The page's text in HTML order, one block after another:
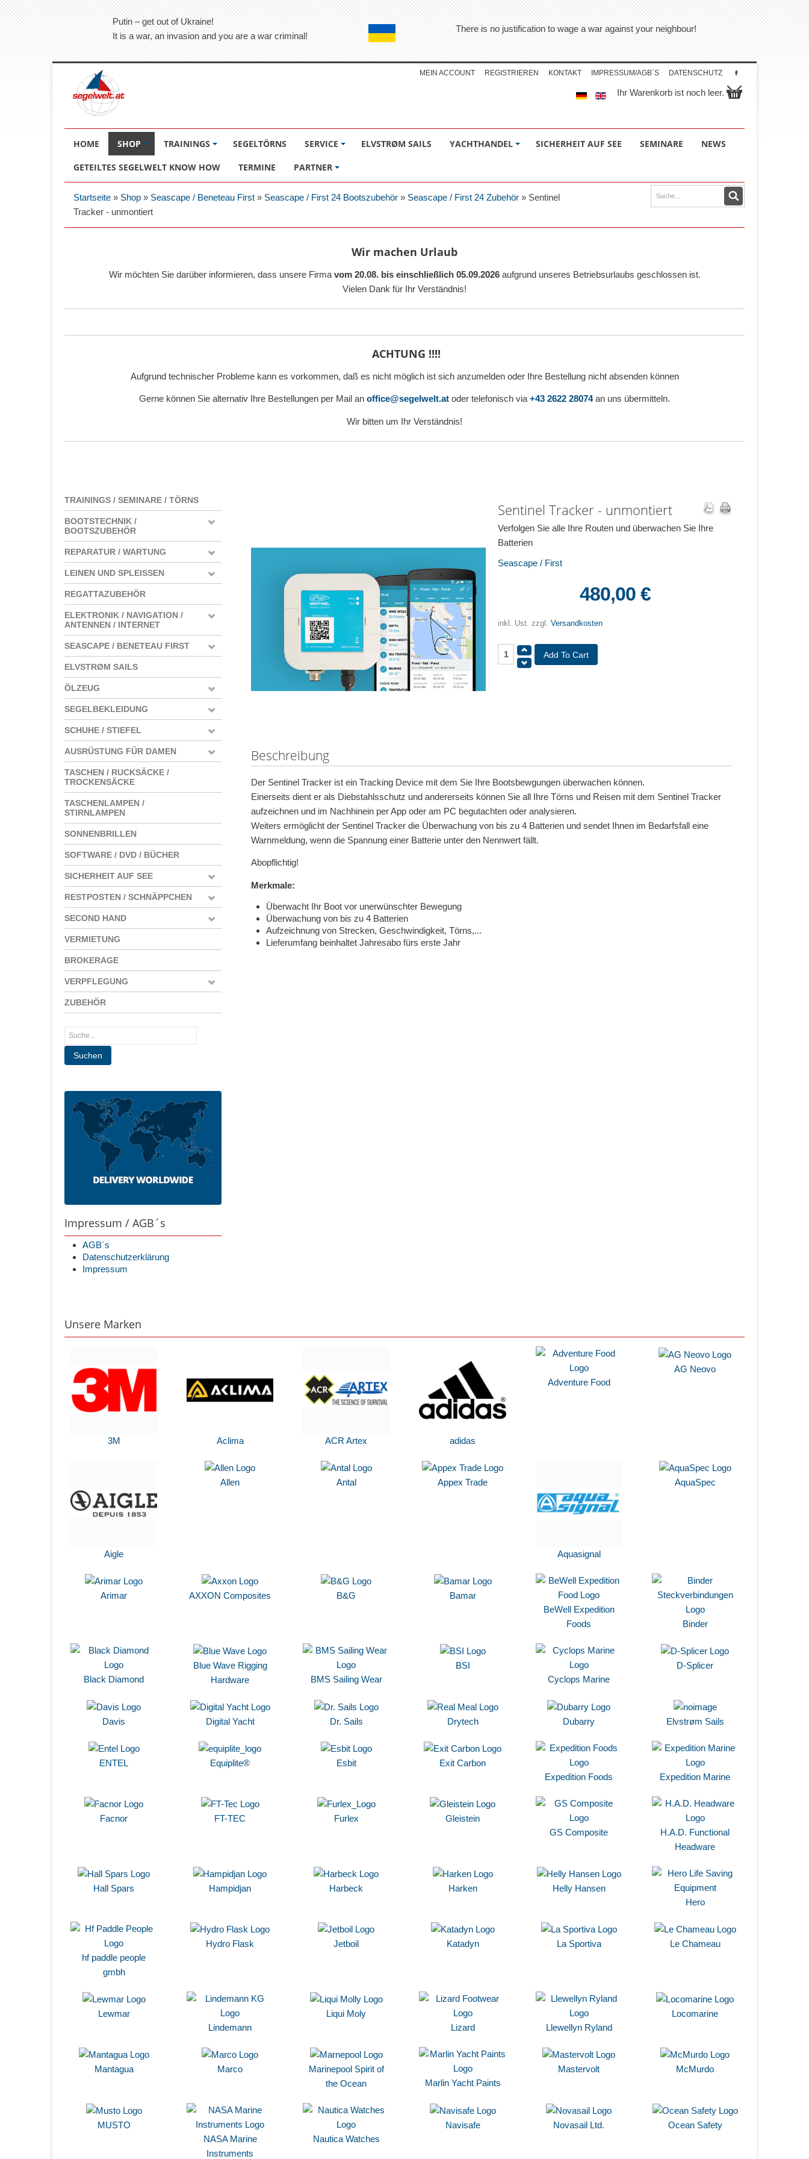
Putin – get out of Ukraine!
It is a war, an invasion and you are a war criminal!
There is no justification to wage a war against your neighbour!
KONTAKT IMPRESSUM/AGB´S DATENSCHUTZ
MEIN ACCOUNT REGISTRIEREN
Ihr Warenkorb ist noch leer.
HOME SHOP TRAININGS SEGELTÖRNS SERVICE ELVSTRØM SAILS YACHTHANDEL SICHERHEIT AUF SEE SEMINARE NEWS
GETEILTES SEGELWELT KNOW HOW TERMINE PARTNER
Startseite » Shop » Seascape / Beneteau First » Seascape / First 24 Bootszubehör » Seascape / First 24 Zubehör » Sentinel
Tracker - unmontiert
Wir machen Urlaub
Wir möchten Sie darüber informieren, dass unsere Firma vom 20.08. bis einschließlich 05.09.2026aufgrund unseres Betriebsurlaubs geschlossen ist.
Vielen Dank für Ihr Verständnis!
ACHTUNG !!!!
Aufgrund technischer Probleme kann es vorkommen, daß es nicht möglich ist sich anzumelden oder Ihre Bestellung nicht absenden können
Gerne können Sie alternativ Ihre Bestellungen per Mail an office@segelwelt.at oder telefonisch via +43 2622 28074an uns übermitteln.
Wir bitten um Ihr Verständnis!
TRAININGS / SEMINARE / TÖRNS
BOOTSTECHNIK /
BOOTSZUBEHÖR
REPARATUR / WARTUNG
LEINEN UND SPLEISSEN
REGATTAZUBEHÖR
ELEKTRONIK / NAVIGATION /
ANTENNEN / INTERNET
SEASCAPE / BENETEAU FIRST
ELVSTRØM SAILS
ÖLZEUG
SEGELBEKLEIDUNG
SCHUHE / STIEFEL
AUSRÜSTUNG FÜR DAMEN
TASCHEN / RUCKSÄCKE /
TROCKENSÄCKE
TASCHENLAMPEN /
STIRNLAMPEN
SONNENBRILLEN
SOFTWARE / DVD / BÜCHER
SICHERHEIT AUF SEE
RESTPOSTEN / SCHNÄPPCHEN
SECOND HAND
VERMIETUNG
BROKERAGE
VERPFLEGUNG
ZUBEHÖR
Impressum / AGB´s
AGB´s
Datenschutzerklärung
Impressum
Sentinel Tracker - unmontiert
Verfolgen Sie alle Ihre Routen und überwachen Sie Ihre
Batterien
Seascape / First
480,00 €
inkl. Ust. zzgl.Versandkosten
Beschreibung
Der Sentinel Tracker ist ein Tracking Device mit dem Sie Ihre Bootsbewgungen überwachen können.
Einerseits dient er als Diebstahlsschutz und andererseits können Sie all Ihre Törns und Reisen mit dem Sentinel Tracker
aufzeichnen und im Nachhinein per App oder am PC begutachten oder analysieren.
Weiters ermöglicht der Sentinel Tracker die Überwachung von bis zu 4 Batterien und sendet Ihnen im Bedarfsfall eine
Warnmeldung, wenn die Spannung einer Batterie unter den Nennwert fällt.
Abopflichtig!
Merkmale:
Überwacht Ihr Boot vor unerwünschter Bewegung
Überwachung von bis zu 4 Batterien
Aufzeichnung von Strecken, Geschwindigkeit, Törns,...
Lieferumfang beinhaltet Jahresabo fürs erste Jahr
Unsere Marken
3M Aclima ACR Artex adidas
Adventure Food
AG Neovo
Aigle
Allen Antal Appex Trade
Aquasignal
AquaSpec
Arimar AXXON Composites B&G
Bamar
BeWell Expedition
Foods
Binder
Black Diamond
Blue Wave Rigging
Hardware
BMS Sailing Wear
BSI
Cyclops Marine
D-Splicer
Davis Digital Yacht Dr. Sails Drytech Dubarry Elvstrøm Sails
ENTEL Equiplite® Esbit
Exit Carbon
Expedition Foods
Expedition Marine
Facnor FT-TEC Furlex
Gleistein
GS Composite
H.A.D. Functional
Headware
Hall Spars Hampidjan Harbeck Harken
Helly Hansen
Hero
hf paddle people
gmbh
Hydro Flask Jetboil Katadyn La Sportiva Le Chameau
Lewmar
Lindemann
Liqui Moly
Lizard
Llewellyn Ryland
Locomarine
Mantagua Marco
Marinepool Spirit of
the Ocean
Marlin Yacht Paints
Mastervolt McMurdo
MUSTO
NASA Marine
Instruments
Nautica Watches
Navisafe Novasail Ltd. Ocean Safety